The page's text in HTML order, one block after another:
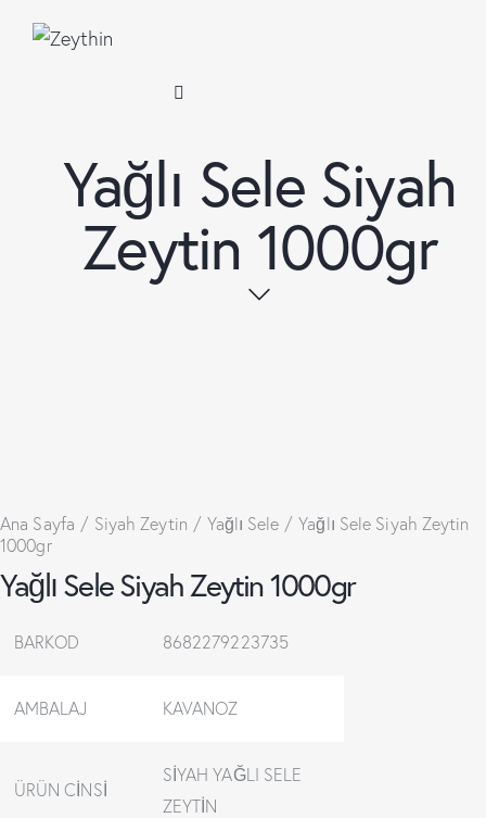
Yağlı Sele Siyah
Zeytin 1000gr
Ana Sayfa Siyah Zeytin Yağlı Sele
Yağlı Sele Siyah Zeytin
1000gr
Yağlı Sele Siyah Zeytin 1000gr
BARKOD 8682279223735
AMBALAJ KAVANOZ
ÜRÜN CİNSİ
SİYAH YAĞLI SELE
ZEYTİN